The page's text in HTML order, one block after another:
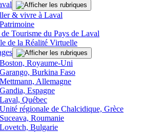
& vivre à Laval
Tourisme du Pays de Laval
de la Réalité Virtuelle
Boston, Royaume-Uni
Garango, Burkina Faso
Mettmann, Allemagne
Gandia, Espagne
Laval, Québec
Unité régionale de Chalcidique, Grèce
Suceava, Roumanie
Lovetch, Bulgarie